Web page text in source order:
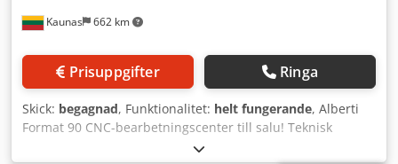
Kaunas 662 km
Prisuppgifter Ringa
Skick: begagnad, Funktionalitet: helt fungerande, Alberti
Format 90 CNC-bearbetningscenter till salu! Teknisk
specifikation Arbetsområde: 3000 x 1250 mm Max